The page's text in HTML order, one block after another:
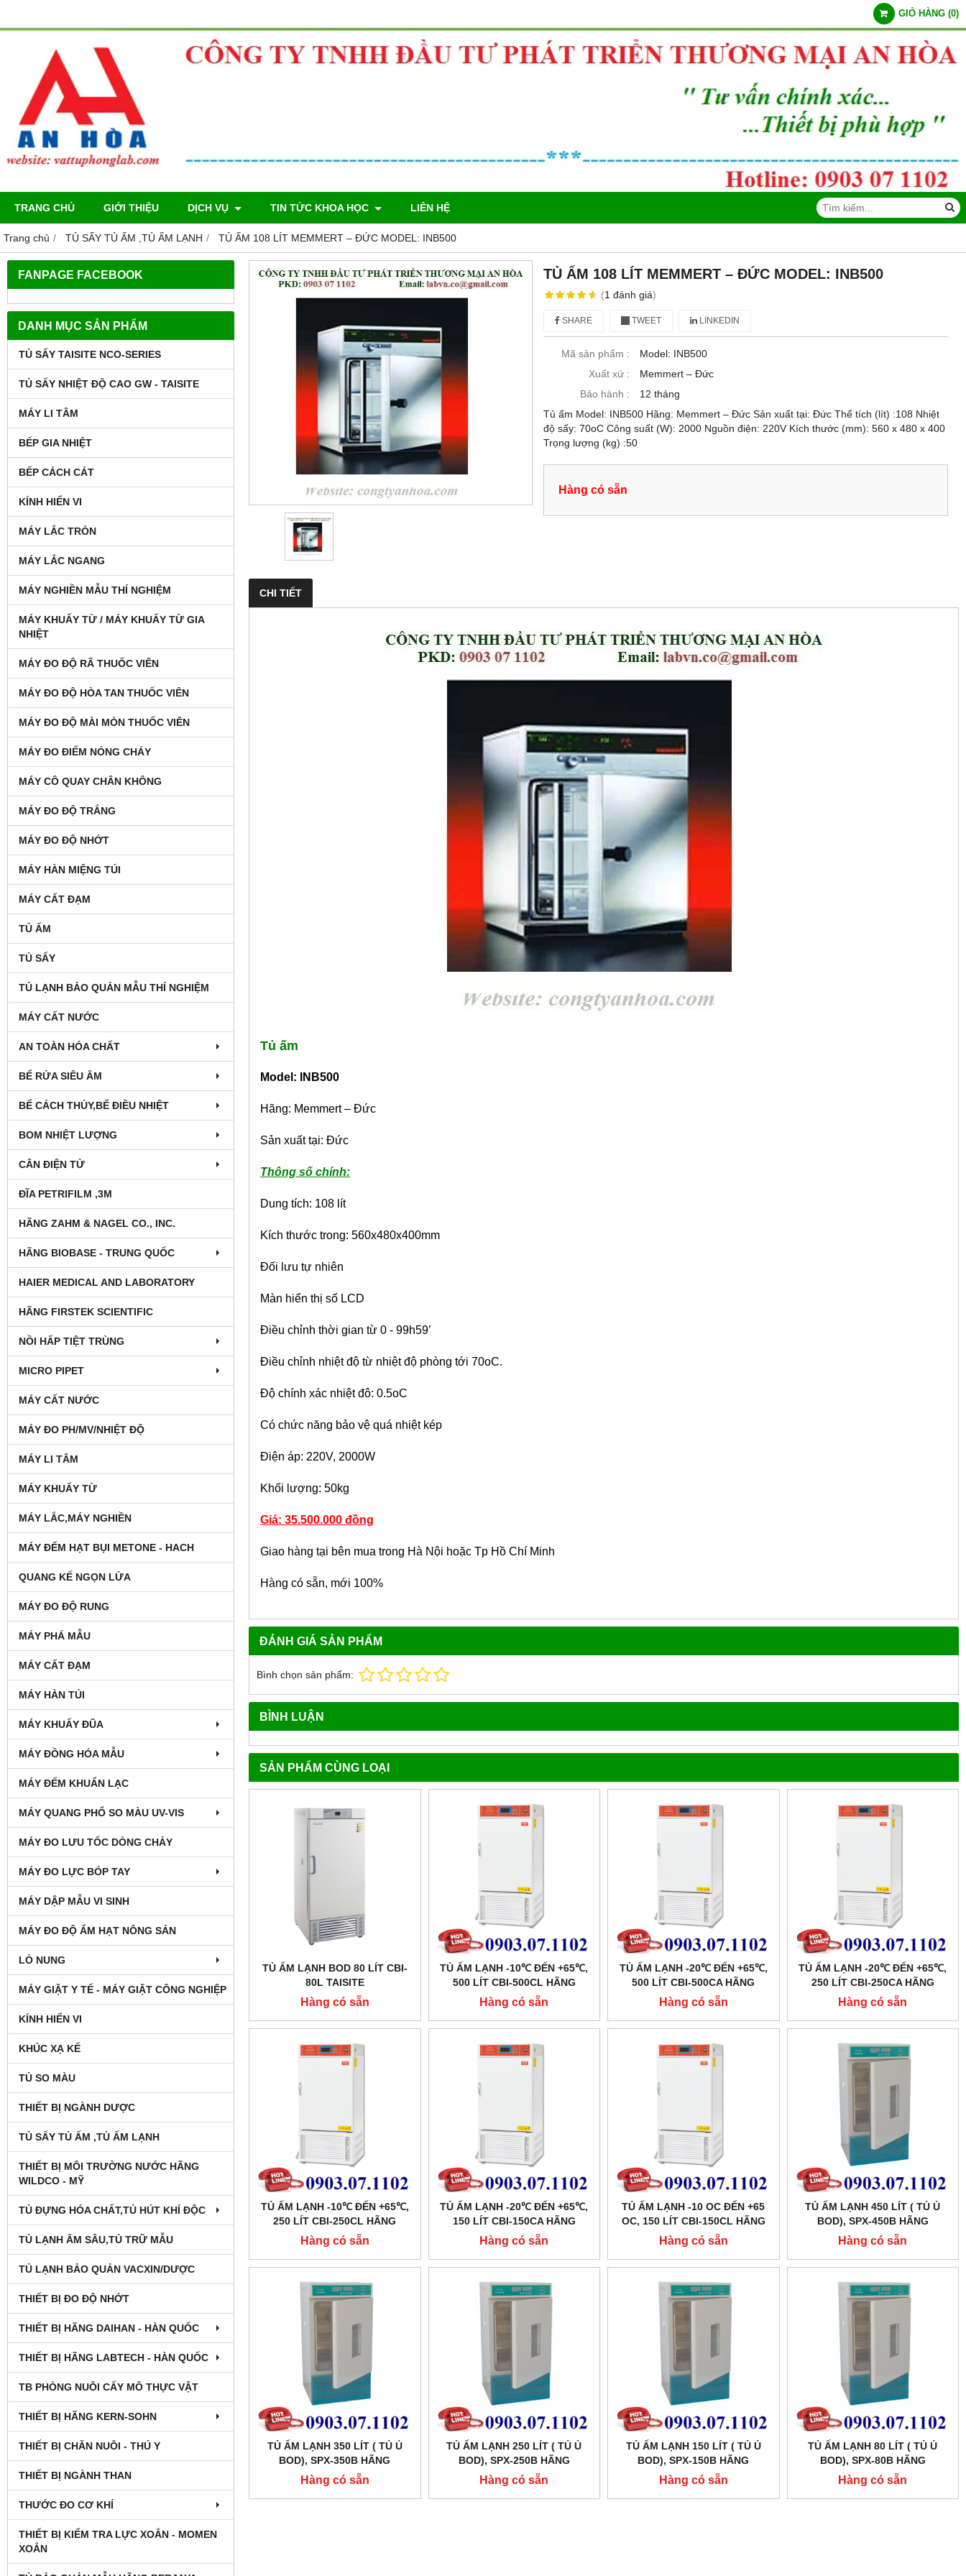
GIỎ HÀNG (0)
TRANG CHỦ GIỚI THIỆU DỊCH VỤ TIN TỨC KHOA HỌC LIÊN HỆ
Trang chủ TỦ SẤY TỦ ẤM ,TỦ ẤM LẠNH TỦ ẤM 108 LÍT MEMMERT – ĐỨC MODEL: INB500
FANPAGE FACEBOOK
DANH MỤC SẢN PHẨM
TỦ SẤY TAISITE NCO-SERIES
TỦ SẤY NHIỆT ĐỘ CAO GW - TAISITE
MÁY LI TÂM
BẾP GIA NHIỆT
BẾP CÁCH CÁT
KÍNH HIỂN VI
MÁY LẮC TRÒN
MÁY LẮC NGANG
MÁY NGHIỀN MẪU THÍ NGHIỆM
MÁY KHUẤY TỪ / MÁY KHUẤY TỪ GIA
NHIỆT
MÁY ĐO ĐỘ RÃ THUỐC VIÊN
MÁY ĐO ĐỘ HÒA TAN THUỐC VIÊN
MÁY ĐO ĐỘ MÀI MÒN THUỐC VIÊN
MÁY ĐO ĐIỂM NÓNG CHÁY
MÁY CÔ QUAY CHÂN KHÔNG
MÁY ĐO ĐỘ TRẮNG
MÁY ĐO ĐỘ NHỚT
MÁY HÀN MIỆNG TÚI
MÁY CẤT ĐẠM
TỦ ẤM
TỦ SẤY
TỦ LẠNH BẢO QUẢN MẪU THÍ NGHIỆM
MÁY CẤT NƯỚC
AN TOÀN HÓA CHẤT
BỂ RỬA SIÊU ÂM
BỂ CÁCH THỦY,BỂ ĐIỀU NHIỆT
BOM NHIỆT LƯỢNG
CÂN ĐIỆN TỬ
ĐĨA PETRIFILM ,3M
HÃNG ZAHM & NAGEL CO., INC.
HÃNG BIOBASE - TRUNG QUỐC
HAIER MEDICAL AND LABORATORY
HÃNG FIRSTEK SCIENTIFIC
NỒI HẤP TIỆT TRÙNG
MICRO PIPET
MÁY CẤT NƯỚC
MÁY ĐO PH/MV/NHIỆT ĐỘ
MÁY LI TÂM
MÁY KHUẤY TỪ
MÁY LẮC,MÁY NGHIỀN
MÁY ĐẾM HẠT BỤI METONE - HACH
QUANG KẾ NGỌN LỬA
MÁY ĐO ĐỘ RUNG
MÁY PHÁ MẪU
MÁY CẤT ĐẠM
MÁY HÀN TÚI
MÁY KHUẤY ĐŨA
MÁY ĐỒNG HÓA MẪU
MÁY ĐẾM KHUẨN LẠC
MÁY QUANG PHỔ SO MÀU UV-VIS
MÁY ĐO LƯU TỐC DÒNG CHẢY
MÁY ĐO LỰC BÓP TAY
MÁY DẬP MẪU VI SINH
MÁY ĐO ĐỘ ẨM HẠT NÔNG SẢN
LÒ NUNG
MÁY GIẶT Y TẾ - MÁY GIẶT CÔNG NGHIỆP
KÍNH HIỂN VI
KHÚC XẠ KẾ
TỦ SO MÀU
THIẾT BỊ NGÀNH DƯỢC
TỦ SẤY TỦ ẤM ,TỦ ẤM LẠNH
THIẾT BỊ MÔI TRƯỜNG NƯỚC HÃNG
WILDCO - MỸ
TỦ ĐỰNG HÓA CHẤT,TỦ HÚT KHÍ ĐỘC
TỦ LẠNH ÂM SÂU,TỦ TRỮ MẪU
TỦ LẠNH BẢO QUẢN VACXIN/DƯỢC
THIẾT BỊ ĐO ĐỘ NHỚT
THIẾT BỊ HÃNG DAIHAN - HÀN QUỐC
THIẾT BỊ HÃNG LABTECH - HÀN QUỐC
TB PHÒNG NUÔI CẤY MÔ THỰC VẬT
THIẾT BỊ HÃNG KERN-SOHN
THIẾT BỊ CHĂN NUÔI - THÚ Y
THIẾT BỊ NGÀNH THAN
THƯỚC ĐO CƠ KHÍ
THIẾT BỊ KIỂM TRA LỰC XOẮN - MOMEN
XOẮN
TỦ ẤM 108 LÍT MEMMERT – ĐỨC MODEL: INB500
(1đánh giá)
SHARE TWEET LINKEDIN
Mã sản phẩm :
Model: INB500
Xuất xứ :
Memmert – Đức
Bảo hành :
12 tháng
Tủ ấm Model: INB500 Hãng: Memmert – Đức Sản xuất tại: Đức Thể tích (lít) :108 Nhiệt
độ sấy: 70oC Công suất (W): 2000 Nguồn điện: 220V Kích thước (mm): 560 x 480 x 400
Trọng lượng (kg) :50
Hàng có sẵn
CHI TIẾT
Tủ ấm
Model: INB500
Hãng: Memmert – Đức
Sản xuất tại: Đức
Thông số chính:
Dung tích: 108 lít
Kích thước trong: 560x480x400mm
Đối lưu tự nhiên
Màn hiển thị số LCD
Điều chỉnh thời gian từ 0 - 99h59’
Điều chỉnh nhiệt độ từ nhiệt độ phòng tới 70oC.
Độ chính xác nhiệt đô: 0.5oC
Có chức năng bảo vệ quá nhiệt kép
Điện áp: 220V, 2000W
Khối lượng: 50kg
Giá: 35.500.000 đồng
Giao hàng tại bên mua trong Hà Nội hoặc Tp Hồ Chí Minh
Hàng có sẵn, mới 100%
ĐÁNH GIÁ SẢN PHẨM
Bình chọn sản phẩm:
BÌNH LUẬN
SẢN PHẨM CÙNG LOẠI
TỦ ẤM LẠNH BOD 80 LÍT CBI-
80L TAISITE
Hàng có sẵn
TỦ ẤM LẠNH -10℃ ĐẾN +65℃,
500 LÍT CBI-500CL HÃNG
TAISITE
Hàng có sẵn
TỦ ẤM LẠNH -20℃ ĐẾN +65℃,
500 LÍT CBI-500CA HÃNG
TAISITE
Hàng có sẵn
TỦ ẤM LẠNH -20℃ ĐẾN +65℃,
250 LÍT CBI-250CA HÃNG
TAISITE
Hàng có sẵn
TỦ ẤM LẠNH -10℃ ĐẾN +65℃,
250 LÍT CBI-250CL HÃNG
TAISITE
Hàng có sẵn
TỦ ẤM LẠNH -20℃ ĐẾN +65℃,
150 LÍT CBI-150CA HÃNG
TAISITE
Hàng có sẵn
TỦ ẤM LẠNH -10 OC ĐẾN +65
OC, 150 LÍT CBI-150CL HÃNG
TAISITELAB
Hàng có sẵn
TỦ ẤM LẠNH 450 LÍT ( TỦ Ủ
BOD), SPX-450B HÃNG
XINGCHEN SHKT
Hàng có sẵn
TỦ ẤM LẠNH 350 LÍT ( TỦ Ủ
BOD), SPX-350B HÃNG
XINGCHEN SHKT
Hàng có sẵn
TỦ ẤM LẠNH 250 LÍT ( TỦ Ủ
BOD), SPX-250B HÃNG
XINGCHEN SHKT
Hàng có sẵn
TỦ ẤM LẠNH 150 LÍT ( TỦ Ủ
BOD), SPX-150B HÃNG
XINGCHEN SHKT
Hàng có sẵn
TỦ ẤM LẠNH 80 LÍT ( TỦ Ủ
BOD), SPX-80B HÃNG
XINGCHEN SHKT
Hàng có sẵn